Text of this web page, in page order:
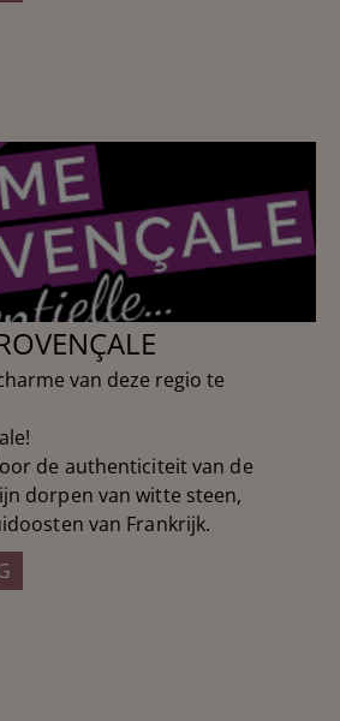
van deze regio te
de authenticiteit van de
dorpen van witte steen,
van Frankrijk.